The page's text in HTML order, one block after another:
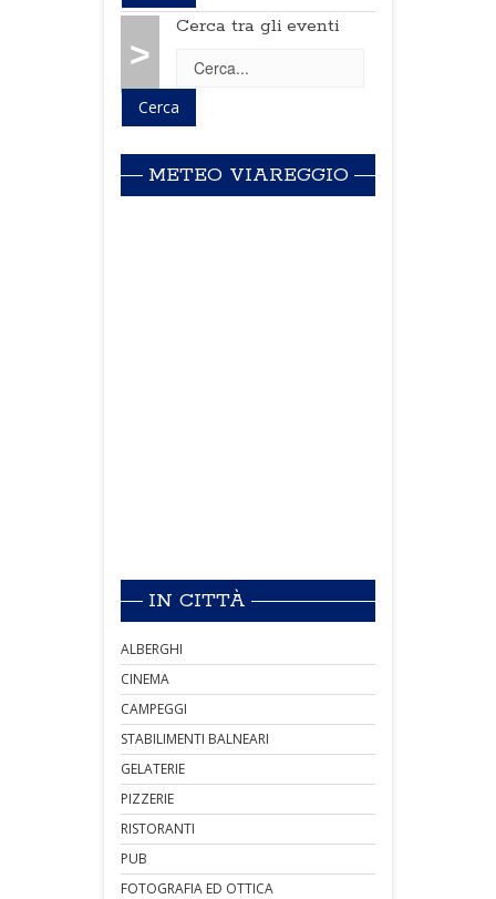
>
Cerca tra gli eventi
METEO VIAREGGIO
IN CITTÀ
ALBERGHI
CINEMA
CAMPEGGI
STABILIMENTI BALNEARI
GELATERIE
PIZZERIE
RISTORANTI
PUB
FOTOGRAFIA ED OTTICA